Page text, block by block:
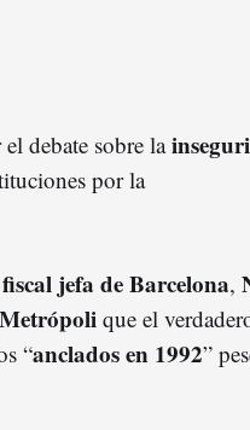
debate sobre la
por la
jefa de Barcelona,
que el
“anclados en 1992”